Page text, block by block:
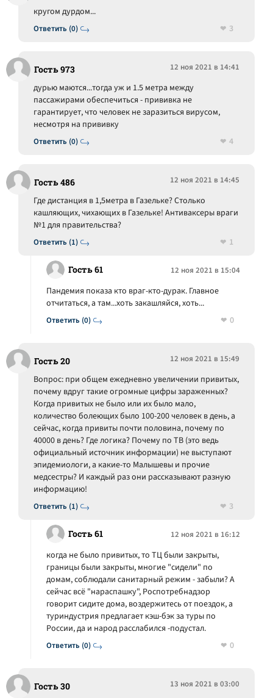
Ответить (0)
кругом дурдом...
3
Гость 973 12 ноя 2021 в 14:41
Ответить (0)
дурью маются...тогда уж и 1.5 метра между
пассажирами обеспечиться - прививка не
гарантирует, что человек не заразиться вирусом,
несмотря на прививку
4
Гость 486 12 ноя 2021 в 14:45
Ответить (1)
Где дистанция в 1,5метра в Газельке? Столько
кашляющих, чихающих в Газельке! Антиваксеры враги
№1 для правительства?
1
Гость 61 12 ноя 2021 в 15:04
Ответить (0)
Пандемия показа кто враг-кто-дурак. Главное
отчитаться, а там...хоть закашляйся, хоть...
0
Гость 20 12 ноя 2021 в 15:49
Ответить (1)
Вопрос: при общем ежедневно увеличении привитых,
почему вдруг такие огромные цифры зараженных?
Когда привитых не было или их было мало,
количество болеющих было 100-200 человек в день, а
сейчас, когда привиты почти половина, почему по
40000 в день? Где логика? Почему по ТВ (это ведь
официальный источник информации) не выступают
эпидемиологи, а какие-то Малышевы и прочие
медсестры? И каждый раз они рассказывают разную
информацию!
3
Гость 61 12 ноя 2021 в 16:12
Ответить (0)
когда не было привитых, то ТЦ были закрыты,
границы были закрыты, многие "сидели" по
домам, соблюдали санитарный режим - забыли? А
сейчас всё "нараспашку", Роспотребнадзор
говорит сидите дома, воздержитесь от поездок, а
туриндустрия предлагает кэш-бэк за туры по
России, да и народ расслабился -подустал.
0
Гость 30 13 ноя 2021 в 03:00